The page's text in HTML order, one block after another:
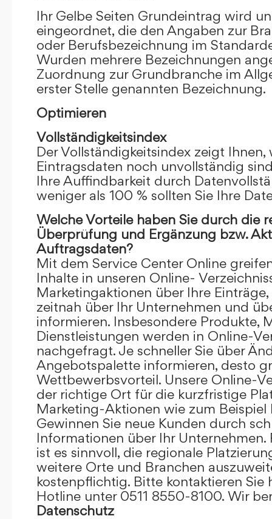
Ihr Gelbe Seiten Grundeintrag wird
eingeordnet, die den Angaben zur
oder Berufsbezeichnung im
Wurden mehrere Bezeichnungen
Zuordnung zur Grundbranche im
erster Stelle genannten Bezeichnung.
Optimieren
Vollständigkeitsindex
Der Vollständigkeitsindex zeigt
Eintragsdaten noch unvollständig
Ihre Auffindbarkeit durch
weniger als 100 % sollten Sie Ihre
Welche Vorteile haben Sie durch die
Überprüfung und Ergänzung bzw.
Auftragsdaten?
Mit dem Service Center Online
Inhalte in unseren Online-
Marketingaktionen über Ihre
zeitnah über Ihr Unternehmen und
informieren. Insbesondere Produkte,
Dienstleistungen werden in Online-
nachgefragt. Je schneller Sie über
Angebotspalette informieren, desto
Wettbewerbsvorteil. Unsere Online-
der richtige Ort für die kurzfristige
Marketing-Aktionen wie zum Beispiel
Gewinnen Sie neue Kunden durch
Informationen über Ihr Unternehmen.
ist es sinnvoll, die regionale
weitere Orte und Branchen
kostenpflichtig. Bitte kontaktieren Sie
Hotline unter 0511 8550-8100. Wir
Datenschutz